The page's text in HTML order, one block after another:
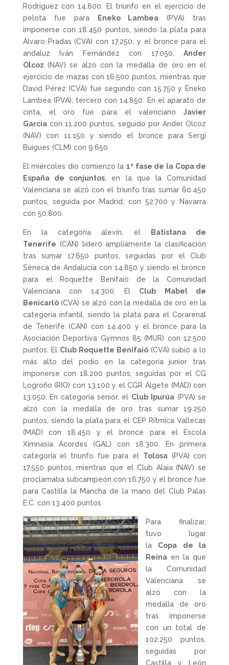
Rodríguez con 14.800. El triunfo en el ejercicio de
pelota fue para Eneko Lambea (PVA) tras
imponerse con 18.450 puntos, siendo la plata para
Álvaro Pradas (CVA) con 17.250, y el bronce para el
andaluz Iván Fernández con 17.050.Ander
Olcoz (NAV) se alzó con la medalla de oro en el
ejercicio de mazas con 16.500 puntos, mientras que
David Pérez (CVA) fue segundo con 15.750 y Eneko
Lambea (PVA), tercero con 14.850. En el aparato de
cinta, el oro fue para el valencianoJavier
Garcíacon 11.200 puntos, seguido por Ander Olcoz
(NAV) con 11.150 y siendo el bronce para Sergi
Buigues (CLM) con 9.650.
El miércoles dio comienzo la 1ª fase de la Copa de
España de conjuntos , en la que la Comunidad
Valenciana se alzó con el triunfo tras sumar 60.450
puntos, seguida por Madrid, con 52.700 y Navarra
con 50.800.
En la categoría alevín, el Batistana de
Tenerife (CAN) lideró ampliamente la clasificación
tras sumar 17.650 puntos, seguidas por el Club
Séneca de Andalucía con 14.850 y siendo el bronce
para el Roquette Benifaió de la Comunidad
Valenciana con 14.300. El Club Mabel de
Benicarló(CVA) se alzó con la medalla de oro en la
categoría infantil, siendo la plata para el Corarenal
de Tenerife (CAN) con 14.400 y el bronce para la
Asociación Deportiva Gymnos 85 (MUR) con 12.500
puntos. El Club Roquette Benifaió (CVA) subió a lo
más alto del podio en la categoría junior tras
imponerse con 18.200 puntos, seguidas por el CG
Logroño (RIO) con 13.100 y el CGR Algete (MAD) con
13.050. En categoría senior, el Club Ipurúa(PVA) se
alzó con la medalla de oro tras sumar 19.250
puntos, siendo la plata para el CEP Rítmica Vallecas
(MAD) con 18.450 y el bronce para el Escola
Ximnasia Acordes (GAL) con 18.300. En primera
categoría el triunfo fue para el Tolosa(PVA) con
17.550 puntos, mientras que el Club Alaia (NAV) se
proclamaba subcampeón con 16.750 y el bronce fue
para Castilla la Mancha de la mano del Club Palas
E.C. con 13.400 puntos.
Para finalizar,
tuvo lugar
la Copa de la
Reinaen la que
la Comunidad
Valenciana se
alzó con la
medalla de oro
tras imponerse
con un total de
102.250 puntos,
seguidas por
Castilla y León